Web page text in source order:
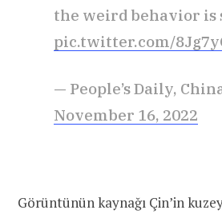
the weird behavior
pic.twitter.com/
— People’s Daily,
November 16, 2022
Görüntünün kaynağı Çin’in